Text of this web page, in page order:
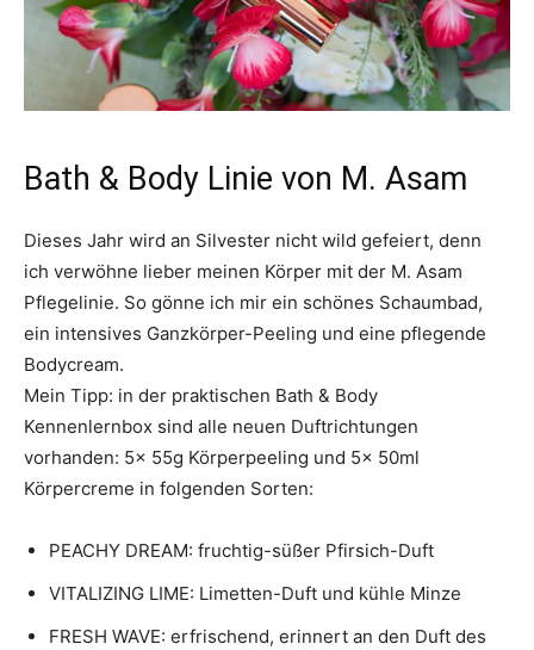
Bath & Body Linie von M. Asam
Dieses Jahr wird an Silvester nicht wild gefeiert, denn
ich verwöhne lieber meinen Körper mit der M. Asam
Pflegelinie. So gönne ich mir ein schönes Schaumbad,
ein intensives Ganzkörper-Peeling und eine pflegende
Bodycream.
Mein Tipp: in der praktischen Bath & Body
Kennenlernbox sind alle neuen Duftrichtungen
vorhanden: 5x 55g Körperpeeling und 5x 50ml
Körpercreme in folgenden Sorten:
PEACHY DREAM: fruchtig-süßer Pfirsich-Duft
VITALIZING LIME: Limetten-Duft und kühle Minze
FRESH WAVE: erfrischend, erinnert an den Duft des